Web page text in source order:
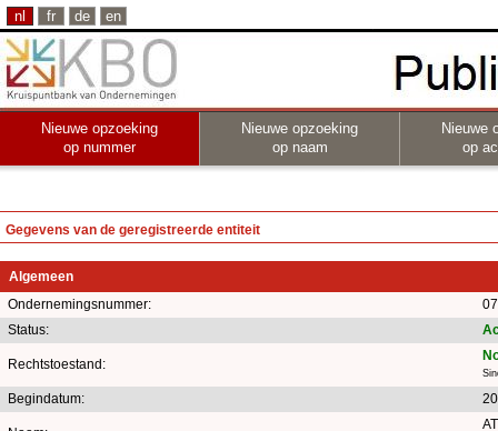
nl fr de en
Nieuwe opzoeking
op nummer
Nieuwe opzoeking
op naam
Nieuwe
op
Gegevens van de geregistreerde entiteit
Algemeen
Ondernemingsnummer:
Status:
Rechtstoestand:
Begindatum: